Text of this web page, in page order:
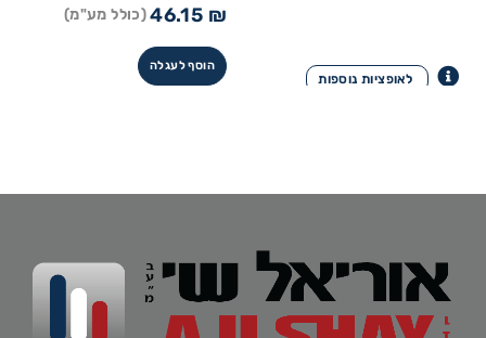
46.15 ₪ (כולל מע"מ)
הוסף לעגלה